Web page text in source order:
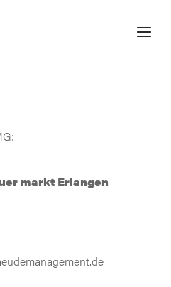
markt Erlangen